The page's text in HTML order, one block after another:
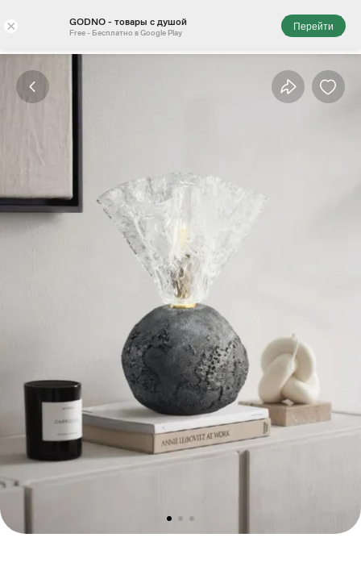
× GODNO - товары с душой
Free - Бесплатно в Google Play
Перейти